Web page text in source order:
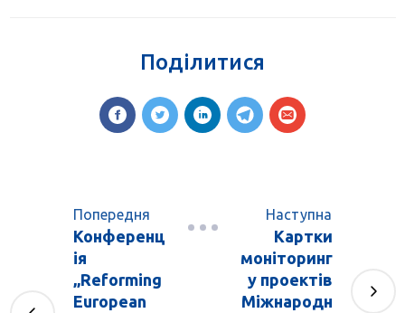
Поділитися
Попередня
Конференц
ія
„Reforming
European
Наступна
Картки
моніторинг
у проектів
Міжнародн